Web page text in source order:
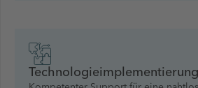
Technologieimplementierung